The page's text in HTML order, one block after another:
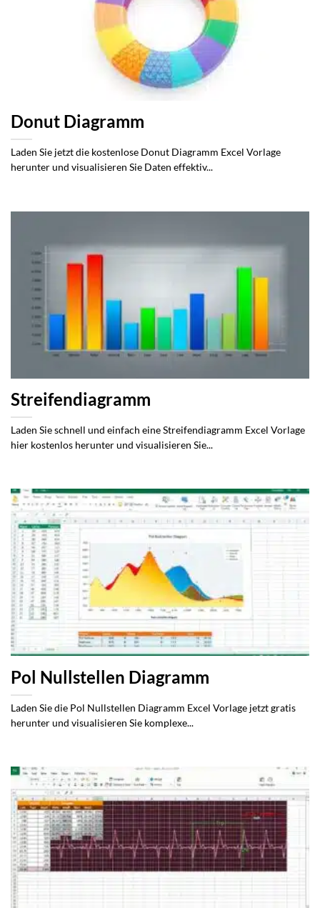
Donut Diagramm
Laden Sie jetzt die kostenlose Donut Diagramm Excel Vorlage
herunter und visualisieren Sie Daten effektiv...
Streifendiagramm
Laden Sie schnell und einfach eine Streifendiagramm Excel Vorlage
hier kostenlos herunter und visualisieren Sie...
Pol Nullstellen Diagramm
Laden Sie die Pol Nullstellen Diagramm Excel Vorlage jetzt gratis
herunter und visualisieren Sie komplexe...